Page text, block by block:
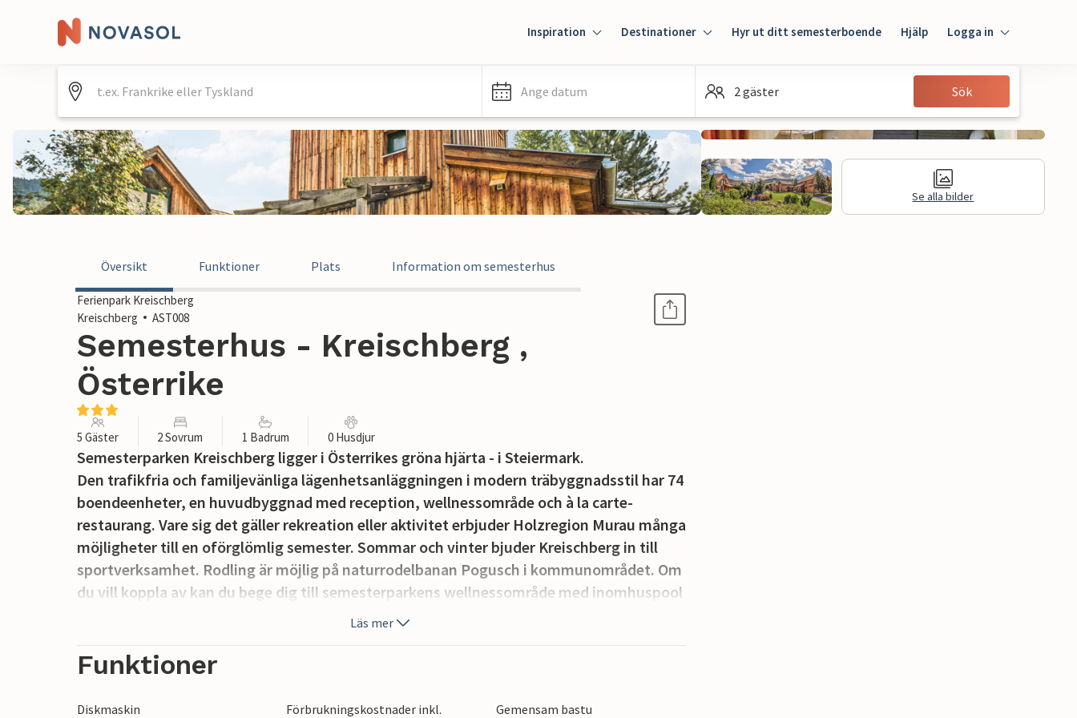
Inspiration Destinationer Hyr ut ditt semesterboende Hjälp Logga in
Gäst
Ange datum 2 gäster Sök
Se alla bilder
Översikt Funktioner Plats Information om semesterhus
Ferienpark Kreischberg
Kreischberg
AST008
Semesterhus - Kreischberg ,
Österrike
5 Gäster 2 Sovrum 1 Badrum 0 Husdjur
Semesterparken Kreischberg ligger i Österrikes gröna hjärta - i Steiermark.
Den trafikfria och familjevänliga lägenhetsanläggningen i modern träbyggnadsstil har 74
boendeenheter, en huvudbyggnad med reception, wellnessområde och à la carte-
restaurang. Vare sig det gäller rekreation eller aktivitet erbjuder Holzregion Murau många
möjligheter till en oförglömlig semester. Sommar och vinter bjuder Kreischberg in till
sportverksamhet. Rodling är möjlig på naturrodelbanan Pogusch i kommunområdet. Om
du vill koppla av kan du bege dig till semesterparkens wellnessområde med inomhuspool
och bastu. De välutrustade lägenheterna och husen är alla utformade för barnfamiljer
semesterhus mysigt och vänligt och garanterar dig en trevlig vistelse att koppla av och
från gourmetkockar till värdshusvärdar i fjällstugor. Särskilt efter att du har gått
Läs mer
Funktioner
Diskmaskin Förbrukningskostnader inkl.
Gemensam bastu